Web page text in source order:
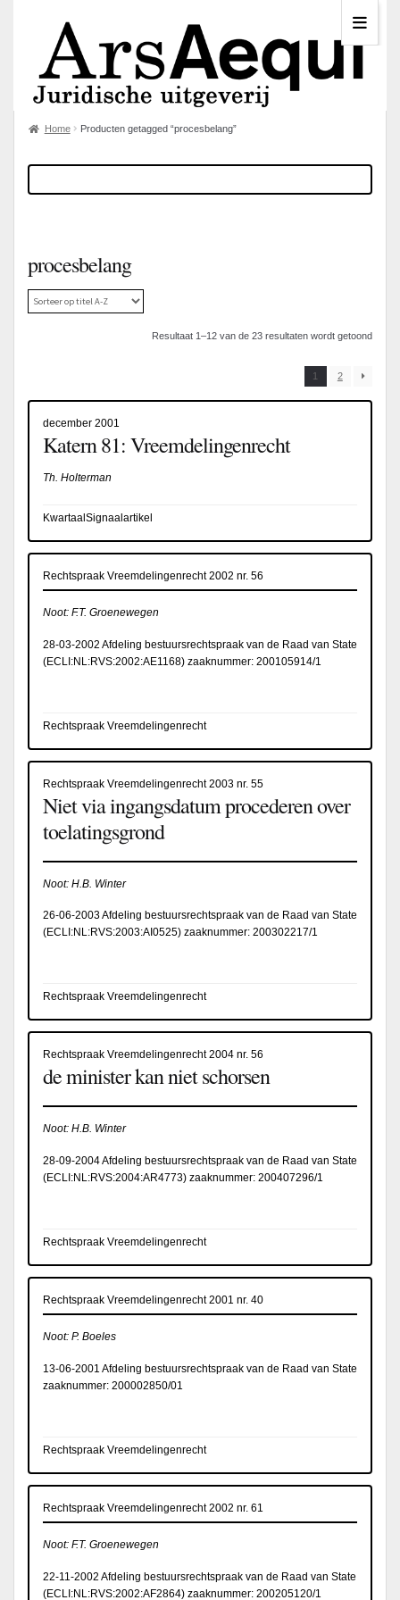
Home Producten getagged “procesbelang”
procesbelang
Resultaat 1–12 van de 23 resultaten wordt getoond
1 2
december 2001
Katern 81: Vreemdelingenrecht
Th. Holterman
KwartaalSignaalartikel
Rechtspraak Vreemdelingenrecht 2002 nr. 56
Noot: F.T. Groenewegen
28-03-2002 Afdeling bestuursrechtspraak van de Raad van State
(ECLI:NL:RVS:2002:AE1168) zaaknummer: 200105914/1
Rechtspraak Vreemdelingenrecht
Rechtspraak Vreemdelingenrecht 2003 nr. 55
Niet via ingangsdatum procederen over
toelatingsgrond
Noot: H.B. Winter
26-06-2003 Afdeling bestuursrechtspraak van de Raad van State
(ECLI:NL:RVS:2003:AI0525) zaaknummer: 200302217/1
Rechtspraak Vreemdelingenrecht
Rechtspraak Vreemdelingenrecht 2004 nr. 56
de minister kan niet schorsen
Noot: H.B. Winter
28-09-2004 Afdeling bestuursrechtspraak van de Raad van State
(ECLI:NL:RVS:2004:AR4773) zaaknummer: 200407296/1
Rechtspraak Vreemdelingenrecht
Rechtspraak Vreemdelingenrecht 2001 nr. 40
Noot: P. Boeles
13-06-2001 Afdeling bestuursrechtspraak van de Raad van State
zaaknummer: 200002850/01
Rechtspraak Vreemdelingenrecht
Rechtspraak Vreemdelingenrecht 2002 nr. 61
Noot: F.T. Groenewegen
22-11-2002 Afdeling bestuursrechtspraak van de Raad van State
(ECLI:NL:RVS:2002:AF2864) zaaknummer: 200205120/1